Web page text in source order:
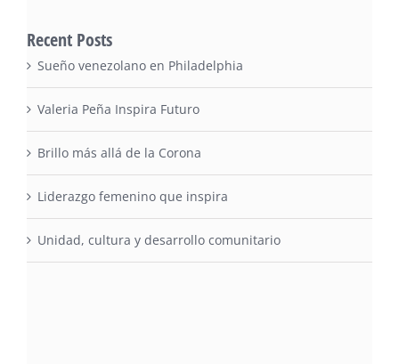
Recent Posts
Sueño venezolano en Philadelphia
Valeria Peña Inspira Futuro
Brillo más allá de la Corona
Liderazgo femenino que inspira
Unidad, cultura y desarrollo comunitario